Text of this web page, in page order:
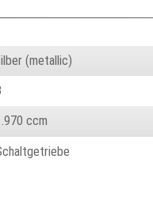
(metallic)
ccm